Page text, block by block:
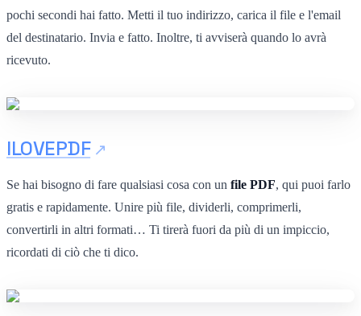
pochi secondi hai fatto. Metti il tuo indirizzo, carica il file e l'email
del destinatario. Invia e fatto. Inoltre, ti avviserà quando lo avrà
ricevuto.
ILOVEPDF
Se hai bisogno di fare qualsiasi cosa con un file PDF, qui puoi farlo
gratis e rapidamente. Unire più file, dividerli, comprimerli,
convertirli in altri formati… Ti tirerà fuori da più di un impiccio,
ricordati di ciò che ti dico.